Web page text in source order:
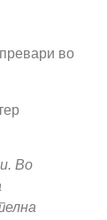
во
Во